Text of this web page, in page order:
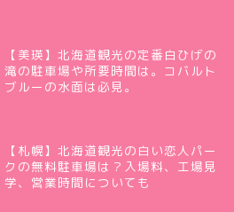
【美瑛】北海道観光の定番白ひげの
滝の駐車場や所要時間は。コバルト
ブルーの水面は必見。
【札幌】北海道観光の白い恋人パー
クの無料駐車場は？入場料、工場見
学、営業時間についても